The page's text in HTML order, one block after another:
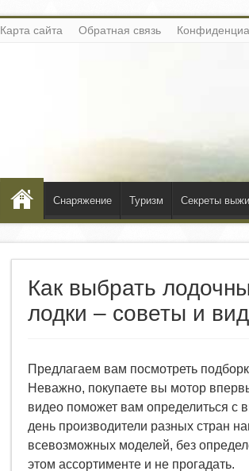
Карта сайта Обратная связь
Снаряжение Туризм Секреты
Как выбрать
лодки – советы и
Предлагаем вам посмотреть
Неважно, покупаете вы мотор
видео поможет вам определиться с
день производители разных стран
всевозможных моделей, без
этом ассортименте и не прогадать.